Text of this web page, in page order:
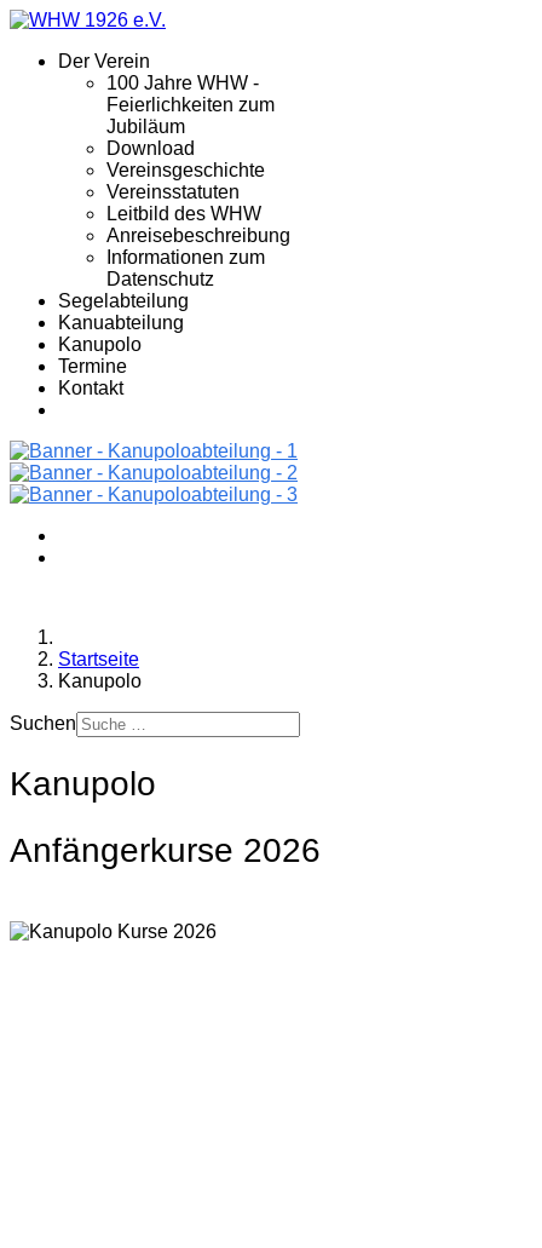
Der Verein
100 Jahre WHW -
Feierlichkeiten zum
Jubiläum
Download
Vereinsgeschichte
Vereinsstatuten
Leitbild des WHW
Anreisebeschreibung
Informationen zum
Datenschutz
Segelabteilung
Kanuabteilung
Kanupolo
Termine
Kontakt
Startseite
Kanupolo
Suchen
Kanupolo
Anfängerkurse 2026